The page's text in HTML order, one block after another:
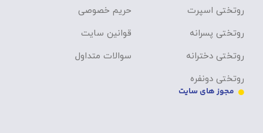
روتختی اسپرت
روتختی پسرانه
روتختی دخترانه
روتختی دونفره
حریم خصوصی
قوانین سایت
سوالات متداول
مجوز های سایت